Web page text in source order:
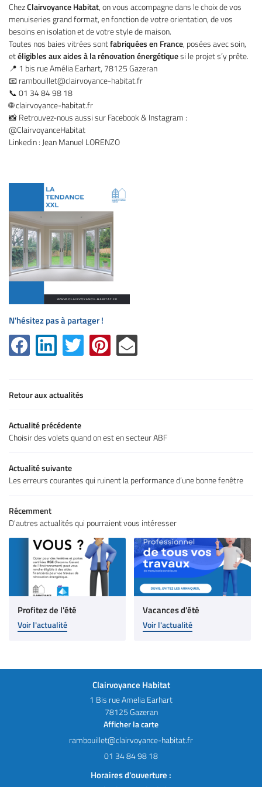
Accueil
Ouvertures
extérieures
extérieurs
Actualités
Contact
Une
01 34 84 98
ChezClairvoyance Habitat, on vous accompagne dans le choix de vos
menuiseries grand format, en fonction de votre orientation, de vos
besoins en isolation et de votre style de maison.
Toutes nos baies vitrées sontfabriquées en France, posées avec soin,
etéligibles aux aides à la rénovation énergétiquesi le projet s’y prête.
📍 1 bis rue Amélia Earhart, 78125 Gazeran
📧rambouillet@clairvoyance-habitat.fr
📞 01 34 84 98 18
🌐 clairvoyance-habitat.fr
📸 Retrouvez-nous aussi sur Facebook & Instagram :
@ClairvoyanceHabitat
Linkedin : Jean Manuel LORENZO
N'hésitez pas à partager !
Retour aux actualités
Actualité précédente
Choisir des volets quand on est en secteur ABF
Actualité suivante
Les erreurs courantes qui ruinent la performance d’une bonne fenêtre
Récemment
D'autres actualités qui pourraient vous intéresser
Profitez de l'été
Voir l'actualité
Vacances d'été
Voir l'actualité
Clairvoyance Habitat
1 Bis rue Amelia Earhart
78125 Gazeran
Afficher la carte
01 34 84 98 18
Horaires d'ouverture :